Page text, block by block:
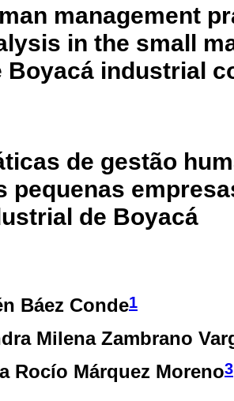
management
in the small
Boyacá industrial
de gestão
pequenas
de Boyacá
Báez Conde1
Milena Zambrano
Rocío Márquez Moreno3